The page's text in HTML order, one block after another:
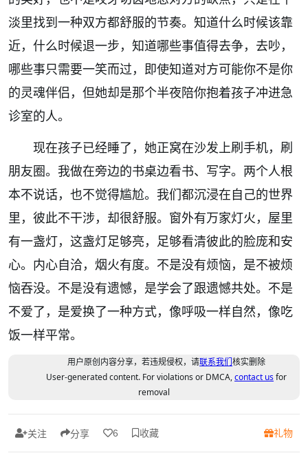
淡里找到一种双方都舒服的节奏。知道什么时候该靠
近，什么时候退一步，知道哪些事值得去争，去吵，
哪些事只需要一笑而过，即使知道对方可能你不是你
的灵魂伴侣，但她却是那个半夜陪你抱着孩子冲进急
诊室的人。
现在孩子已经睡了，她正窝在沙发上刷手机，刷
朋友圈。我做在旁边的书桌边看书、写字。两个人根
本不说话，也不觉得尴尬。我们都沉浸在自己的世界
里，彼此不干涉，却很舒服。窗外有万家灯火，屋里
有一盏灯，这盏灯足够亮，足够看清彼此的脸庞和安
心。内心自洽，烟火有度。不是没有烦恼，是不被烦
恼吞没。不是没有遗憾，是学会了跟遗憾共处。不是
不爱了，是爱换了一种方式，像呼吸一样自然，像吃
饭一样平常。
用户原创内容分享，若违规侵权，请联系我们核实删除
User-generated content. For violations or DMCA,contact usfor
removal
关注 分享 6 收藏 礼物